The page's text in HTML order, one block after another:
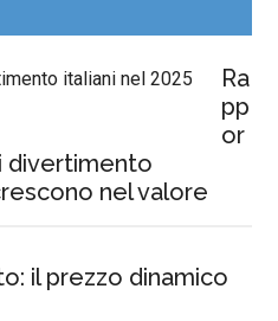
Ra
pp
or
divertimento
nel valore
il prezzo dinamico